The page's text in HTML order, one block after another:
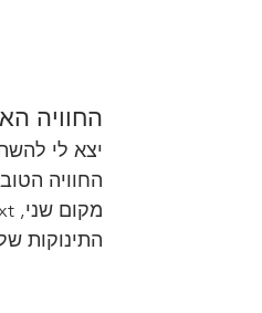
החוויה
יצא לי
החוויה
התינוקות